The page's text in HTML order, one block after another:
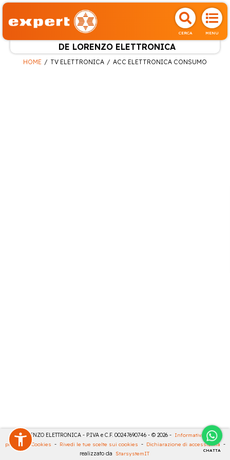
CERCA MENU
DE LORENZO ELETTRONICA
CHATTA
HOME TV ELETTRONICA ACC ELETTRONICA CONSUMO
DE LORENZO ELETTRONICA - P.IVA e C.F. 00247690746 - © 2026 - Informativa sulla
privacy
Cookies - Rivedi le tue scelte sui cookies - Dichiarazione di accessibilità -
realizzato da StarsystemIT